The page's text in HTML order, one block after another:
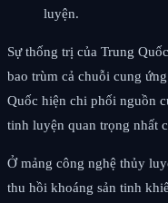
luyện.
Sự thống trị của Trung
bao trùm cả chuỗi cung
Quốc hiện chi phối nguồn
tinh luyện quan trọng nhất
Ở mảng công nghệ thủy
thu hồi khoáng sản tinh